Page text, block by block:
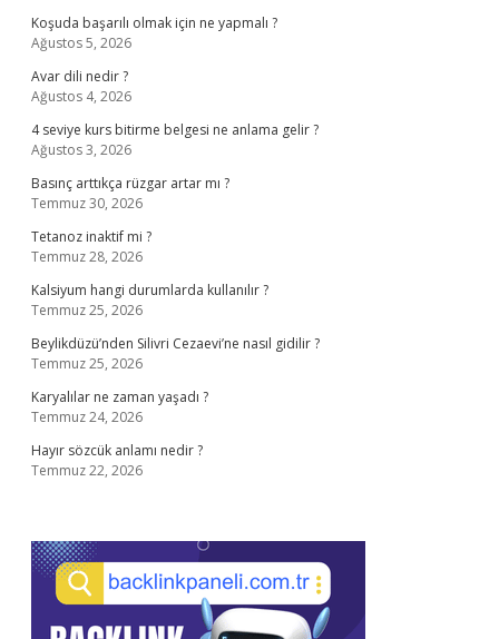
Koşuda başarılı olmak için ne yapmalı ?
Ağustos 5, 2026
Avar dili nedir ?
Ağustos 4, 2026
4 seviye kurs bitirme belgesi ne anlama gelir ?
Ağustos 3, 2026
Basınç arttıkça rüzgar artar mı ?
Temmuz 30, 2026
Tetanoz inaktif mi ?
Temmuz 28, 2026
Kalsiyum hangi durumlarda kullanılır ?
Temmuz 25, 2026
Beylikdüzü’nden Silivri Cezaevi’ne nasıl gidilir ?
Temmuz 25, 2026
Karyalılar ne zaman yaşadı ?
Temmuz 24, 2026
Hayır sözcük anlamı nedir ?
Temmuz 22, 2026